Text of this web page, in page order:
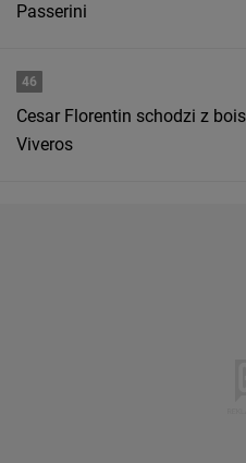
Passerini
46
Cesar Florentin schodzi z
Viveros